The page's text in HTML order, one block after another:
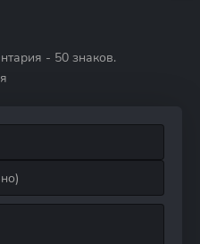
- 50 знаков.